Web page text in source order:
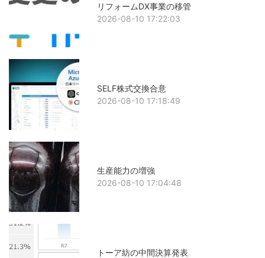
リフォームDX事業の移管
2026-08-10 17:22:03
SELF株式交換合意
2026-08-10 17:18:49
生産能力の増強
2026-08-10 17:04:48
トーア紡の中間決算発表